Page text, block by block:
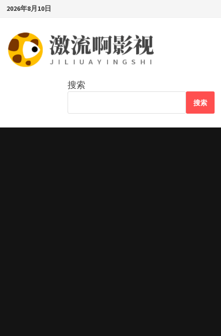
Skip
content
2026年8月10日
搜索
搜索